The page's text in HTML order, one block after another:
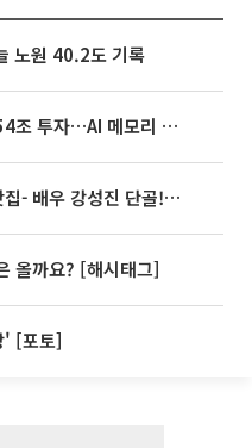
노원 40.2도 기록
SK하이닉스, 용인·청주에 54조 투자…AI 메모리 생산기지 키운다
'2TV 생생정보' 오늘방송맛집- 배우 강성진 단골! 쌀국수ㆍ푸팟퐁 커리 맛집 '블○○○'
올까요? [해시태그]
' [포토]